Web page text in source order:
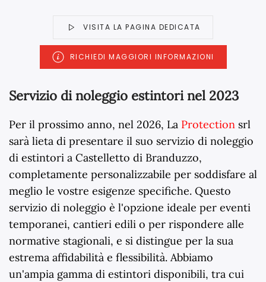
VISITA LA PAGINA DEDICATA
RICHIEDI MAGGIORI INFORMAZIONI
Servizio di noleggio estintori nel 2023
Per il prossimo anno, nel 2026, La Protection srl
sarà lieta di presentare il suo servizio di noleggio
di estintori a Castelletto di Branduzzo,
completamente personalizzabile per soddisfare al
meglio le vostre esigenze specifiche. Questo
servizio di noleggio è l'opzione ideale per eventi
temporanei, cantieri edili o per rispondere alle
normative stagionali, e si distingue per la sua
estrema affidabilità e flessibilità. Abbiamo
un'ampia gamma di estintori disponibili, tra cui